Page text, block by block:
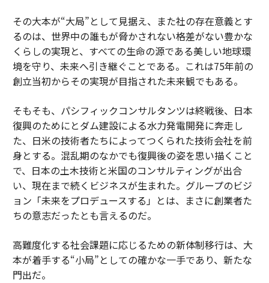
その大本が“大局”として見据え、また社の存在意義とす
るのは、世界中の誰もが脅かされない格差がない豊かな
くらしの実現と、すべての生命の源である美しい地球環
境を守り、未来へ引き継ぐことである。これは75年前の
創立当初からその実現が目指された未来観でもある。
そもそも、パシフィックコンサルタンツは終戦後、日本
復興のためにとダム建設による水力発電開発に奔走し
た、日米の技術者たちによってつくられた技術会社を前
身とする。混乱期のなかでも復興後の姿を思い描くこと
で、日本の土木技術と米国のコンサルティングが出合
い、現在まで続くビジネスが生まれた。グループのビジ
ョン「未来をプロデュースする」とは、まさに創業者た
ちの意志だったとも言えるのだ。
高難度化する社会課題に応じるための新体制移行は、大
本が着手する“小局”としての確かな一手であり、新たな
門出だ。